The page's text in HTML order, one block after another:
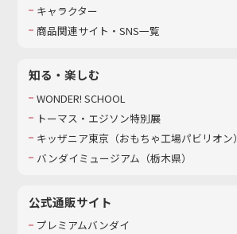
キャラクター
商品関連サイト・SNS一覧
知る・楽しむ
WONDER! SCHOOL
トーマス・エジソン特別展
キッザニア東京（おもちゃ工場パビリオン）​
バンダイミュージアム（栃木県）
公式通販サイト
プレミアムバンダイ